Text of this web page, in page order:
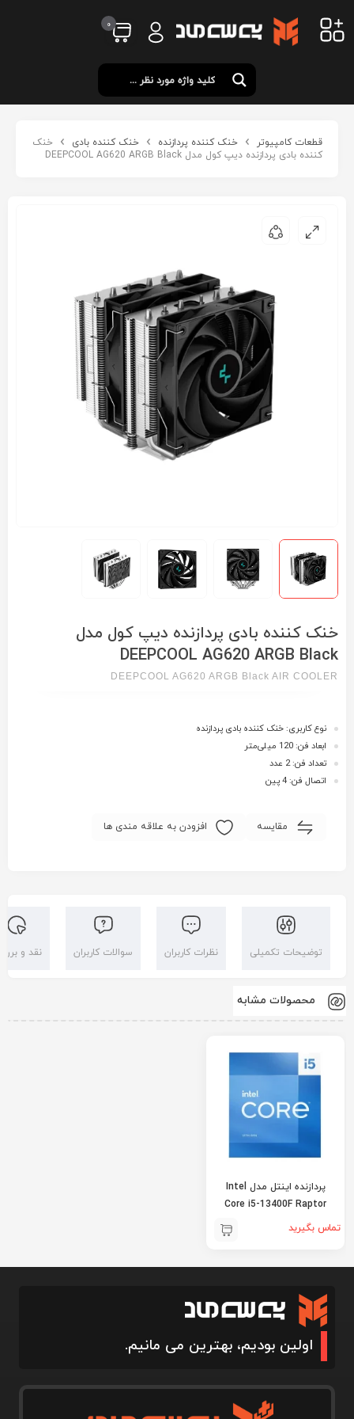
0
قطعات کامپیوتر خنک کننده پردازنده خنک کننده بادی
خنک
کننده بادی پردازنده دیپ کول مدل DEEPCOOL AG620 ARGB Black
خنک کننده بادی پردازنده دیپ کول مدل
DEEPCOOL AG620 ARGB Black
DEEPCOOL AG620 ARGB Black AIR COOLER
نوع کاربری: خنک کننده بادی پردازنده
ابعاد فن: 120 میلی‌متر
تعداد فن: 2 عدد
اتصال فن: 4 پین
مقایسه افزودن به علاقه مندی ها
توضیحات تکمیلی نظرات کاربران سوالات کاربران نقد و
محصولات مشابه
پردازنده اینتل مدل Intel
Core i5-13400F Raptor
تماس بگیرید
اولین بودیم، بهترین می مانیم.